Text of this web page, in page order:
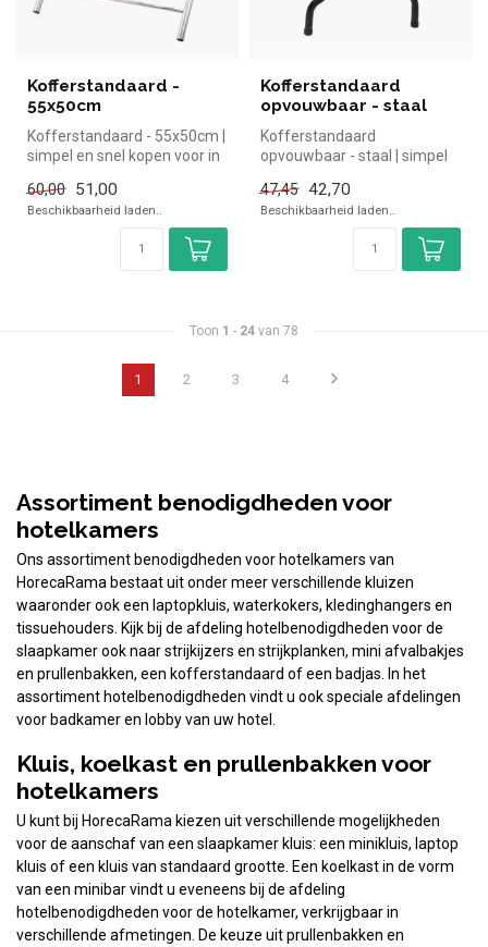
Kofferstandaard -
55x50cm
Kofferstandaard - 55x50cm |
simpel en snel kopen voor in
60,00
51,00
Beschikbaarheid laden..
Kofferstandaard
opvouwbaar - staal
Kofferstandaard
opvouwbaar - staal | simpel
horeca. Ove...
47,45 42,70
Beschikbaarheid laden..
Toon 1 - 24 van 78
1 2 3 4
Assortiment benodigdheden voor
hotelkamers
Ons assortiment benodigdheden voor hotelkamers van
HorecaRama bestaat uit onder meer verschillende kluizen
waaronder ook een laptopkluis, waterkokers, kledinghangers en
tissuehouders. Kijk bij de afdeling hotelbenodigdheden voor de
slaapkamer ook naar strijkijzers en strijkplanken, mini afvalbakjes
en prullenbakken, een kofferstandaard of een badjas. In het
assortiment hotelbenodigdheden vindt u ook speciale afdelingen
voor badkamer en lobby van uw hotel.
Kluis, koelkast en prullenbakken voor
hotelkamers
U kunt bij HorecaRama kiezen uit verschillende mogelijkheden
voor de aanschaf van een slaapkamer kluis: een minikluis, laptop
kluis of een kluis van standaard grootte. Een koelkast in de vorm
van een minibar vindt u eveneens bij de afdeling
hotelbenodigdheden voor de hotelkamer, verkrijgbaar in
verschillende afmetingen. De keuze uit prullenbakken en